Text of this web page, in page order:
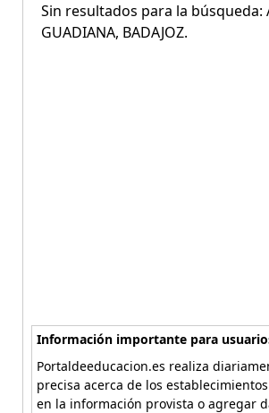
Sin resultados para la búsqueda:
GUADIANA, BADAJOZ.
Información importante para
Portaldeeducacion.es realiza
precisa acerca de los
en la información provista o agregar